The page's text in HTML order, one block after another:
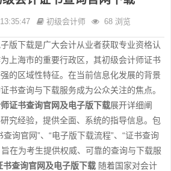
初级会计师 68 浏览
版下载是广大会计从业者获取专业资格认
上海市的重要行政区，其初级会计师证书
的区域性特征。在当前信息化发展的背景
书查询与下载服务成为公众关注的焦点。
证书查询官网及电子版下载展开详细阐
究经验，提供全面、系统的指导信息。包
询官网”、“电子版下载流程”、“证书查询
旨在为考生提供权威、可靠的查询与下载服
书查询官网及电子版下载 随着国家对会计